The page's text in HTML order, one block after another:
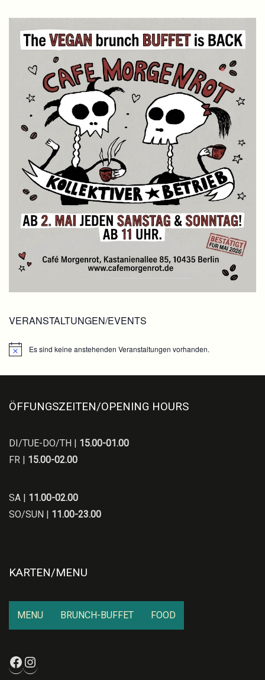
VERANSTALTUNGEN/EVENTS
HinweisEs sind keine anstehenden Veranstaltungen vorhanden.
ÖFFUNGSZEITEN/OPENING HOURS
DI/TUE-DO/TH | 15.00-01.00
FR | 15.00-02.00
SA | 11.00-02.00
SO/SUN | 11.00-23.00
KARTEN/MENU
MENU BRUNCH-BUFFET FOOD
Facebook